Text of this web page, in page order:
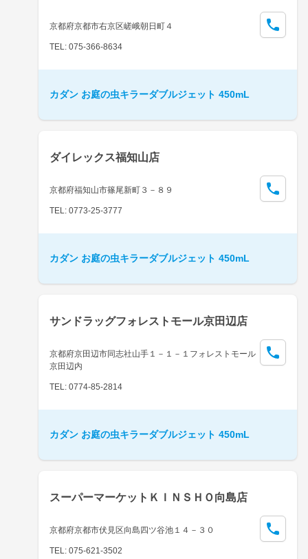
京都府京都市右京区嵯峨朝日町４
TEL: 075-366-8634
カダン お庭の虫キラーダブルジェット 450mL
ダイレックス福知山店
京都府福知山市篠尾新町３－８９
TEL: 0773-25-3777
カダン お庭の虫キラーダブルジェット 450mL
サンドラッグフォレストモール京田辺店
京都府京田辺市同志社山手１－１－１フォレストモール
京田辺内
TEL: 0774-85-2814
カダン お庭の虫キラーダブルジェット 450mL
スーパーマーケットＫＩＮＳＨＯ向島店
京都府京都市伏見区向島四ツ谷池１４－３０
TEL: 075-621-3502